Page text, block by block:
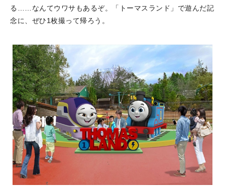
る……なんてウワサもあるぞ。「トーマスランド」で遊んだ記
念に、ぜひ1枚撮って帰ろう。